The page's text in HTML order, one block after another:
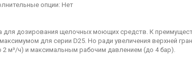
опции: Нет
для дозирования щелочных моющих средств. К
для серии D25. Но ради увеличения верхней
м³/ч) и максимальным рабочим давлением (до 4 бар).